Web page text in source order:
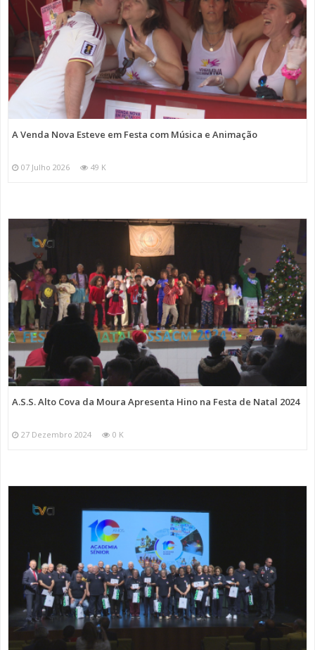
A Venda Nova Esteve em Festa com Música e Animação
07 Julho 2026 49 K
A.S.S. Alto Cova da Moura Apresenta Hino na Festa de Natal 2024
27 Dezembro 2024 0 K